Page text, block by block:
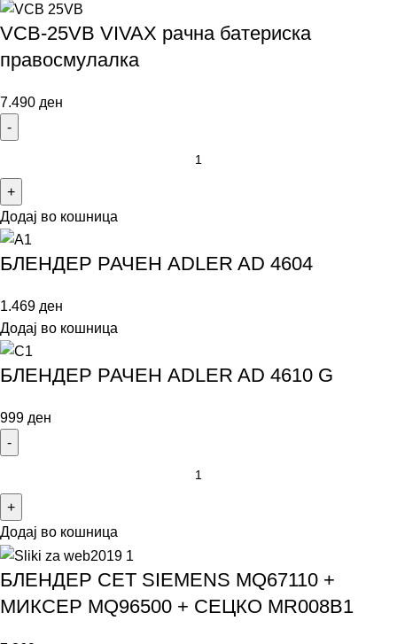
VCB-25VB VIVAX рачна батериска
правосмулалка
7.490 ден
Додај во кошница
БЛЕНДЕР РАЧЕН ADLER AD 4604
1.469 ден
Додај во кошница
БЛЕНДЕР РАЧЕН ADLER AD 4610 G
999 ден
Додај во кошница
БЛЕНДЕР СЕТ SIEMENS MQ67110 +
МИКСЕР MQ96500 + СЕЦКО MR008B1